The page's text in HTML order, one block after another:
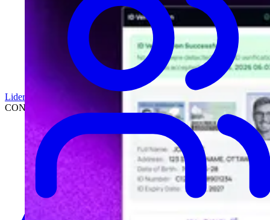
Liderazgo
CONCESIONARIOS